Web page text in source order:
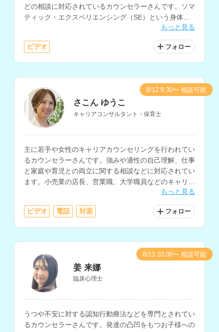
どの相談に対応されているカウンセラーさんです。ソマ
ティック・エクスペリエンシング（SE）という身体か
らの心理アプローチを軸にカウンセリングを行われてい
もっと見る
ビデオ フォロー
さこん ゆうこ
キャリアコンサルタント・保育士
主に若手や女性のキャリアカウンセリングを行われてい
るカウンセラーさんです。強みや適性の自己理解、仕事
と家庭や育児との両立に関する相談などに対応されてい
ます。小売業の店長、営業職、大学職員などのキャリア
もっと見る
ビデオ 電話 対面 フォロー
8/12 9:30〜 相談可能
姜 来娜
臨床心理士
うつや不安に対する認知行動療法などを専門とされてい
るカウンセラーさんです。発達の凸凹をもつお子様への
8/13 10:00〜 相談可能